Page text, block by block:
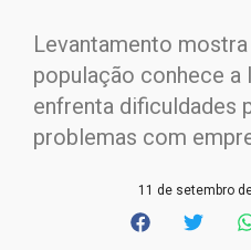
Levantamento
população conhece a
enfrenta dificuldades
problemas com
11 de setembro